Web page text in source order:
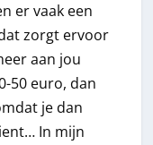
er vaak een
zorgt ervoor
aan jou
50 euro, dan
je dan
In mijn